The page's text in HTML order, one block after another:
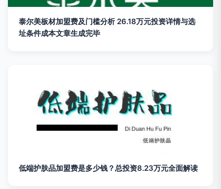
泰尔美板材加盟费及门槛分析 26.18万元投资详情与选
址条件成本文章生成完毕
低端护肤品加盟费是多少钱？总投资8.23万元全面解读